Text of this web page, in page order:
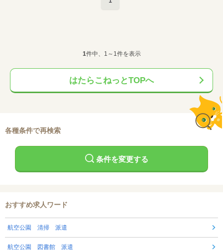
1件中、1～1件を表示
はたらこねっとTOPへ
各種条件で再検索
条件を変更する
おすすめ求人ワード
航空公園 清掃 派遣
航空公園 図書館 派遣